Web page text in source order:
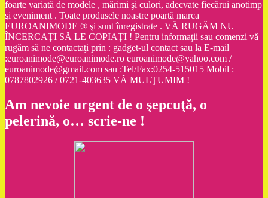
foarte variată de modele , mărimi şi culori, adecvate fiecărui anotimp
şi eveniment . Toate produsele noastre poartă marca
EUROANIMODE ® şi sunt înregistrate . VĂ RUGĂM NU
ÎNCERCAŢI SĂ LE COPIAŢI ! Pentru informaţii sau comenzi vă
rugăm să ne contactaţi prin : gadget-ul contact sau la E-mail
:euroanimode@euroanimode.ro euroanimode@yahoo.com /
euroanimode@gmail.com sau :Tel/Fax:0254-515015 Mobil :
0787802926 / 0721-403635 VĂ MULŢUMIM !
Am nevoie urgent de o şepcuţă, o
pelerină, o… scrie-ne !